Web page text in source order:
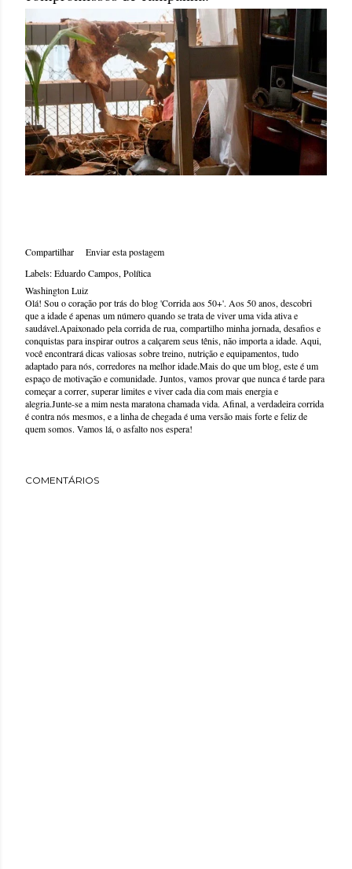
Compartilhar
Enviar esta postagem
Labels:Eduardo Campos Política
Washington Luiz
Olá! Sou o coração por trás do blog 'Corrida aos 50+'. Aos 50 anos, descobri
que a idade é apenas um número quando se trata de viver uma vida ativa e
saudável.Apaixonado pela corrida de rua, compartilho minha jornada, desafios e
conquistas para inspirar outros a calçarem seus tênis, não importa a idade. Aqui,
você encontrará dicas valiosas sobre treino, nutrição e equipamentos, tudo
adaptado para nós, corredores na melhor idade.Mais do que um blog, este é um
espaço de motivação e comunidade. Juntos, vamos provar que nunca é tarde para
começar a correr, superar limites e viver cada dia com mais energia e
alegria.Junte-se a mim nesta maratona chamada vida. Afinal, a verdadeira corrida
é contra nós mesmos, e a linha de chegada é uma versão mais forte e feliz de
quem somos. Vamos lá, o asfalto nos espera!
COMENTÁRIOS